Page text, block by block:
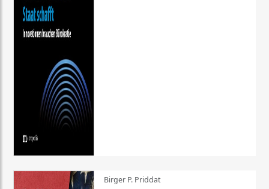
Birger P. Priddat